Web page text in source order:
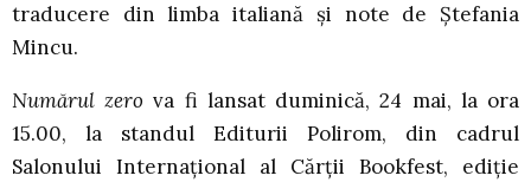
traducere din limba italiană și note de Ștefania
Mincu.
Numărul zerova fi lansat duminică, 24 mai, la ora
15.00, la standul Editurii Polirom, din cadrul
Salonului Internațional al Cărții Bookfest, ediție